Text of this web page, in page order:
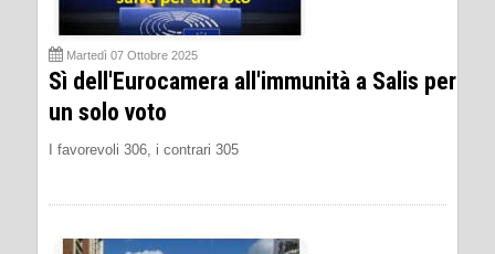
Martedì 07 Ottobre 2025
Sì dell'Eurocamera all'immunità a Salis per
un solo voto
I favorevoli 306, i contrari 305